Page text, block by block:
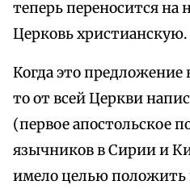
теперь переносится на
Церковь христианскую.
Когда это
то от всей Церкви
(первое апостольское
язычников в Сирии и
имело целью положить